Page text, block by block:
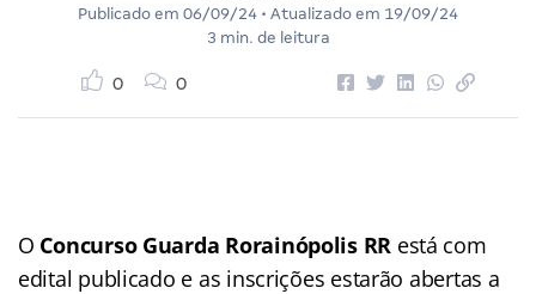
Publicado em 06/09/24 • Atualizado em 19/09/24
3 min. de leitura
0 0
O Concurso Guarda Rorainópolis RR está com
edital publicado e as inscrições estarão abertas a